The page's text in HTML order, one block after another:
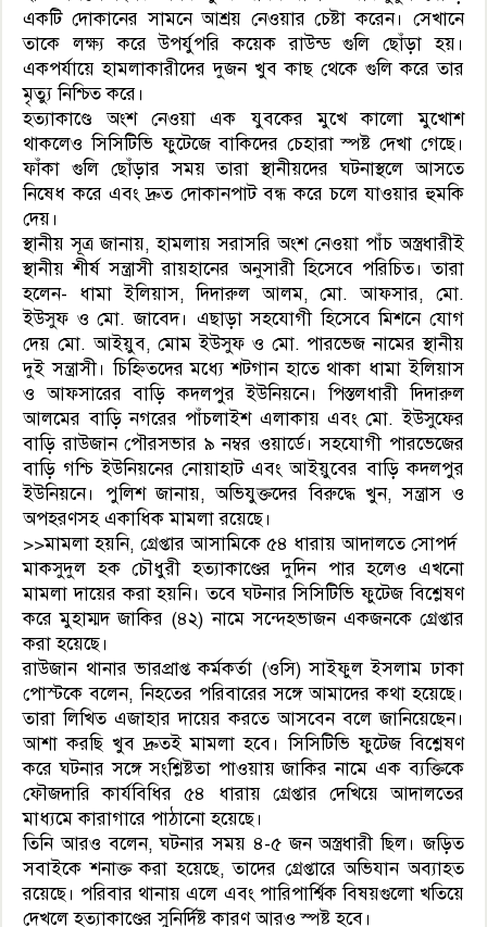
একটি দোকানের সামনে আশ্রয় নেওয়ার চেষ্টা করেন। সেখানে
তাকে লক্ষ্য করে উপর্যুপরি কয়েক রাউন্ড গুলি ছোঁড়া হয়।
একপর্যায়ে হামলাকারীদের দুজন খুব কাছ থেকে গুলি করে তার
মৃত্যু নিশ্চিত করে।
হত্যাকাণ্ডে অংশ নেওয়া এক যুবকের মুখে কালো মুখোশ
থাকলেও সিসিটিভি ফুটেজে বাকিদের চেহারা স্পষ্ট দেখা গেছে।
ফাঁকা গুলি ছোঁড়ার সময় তারা স্থানীয়দের ঘটনাস্থলে আসতে
নিষেধ করে এবং দ্রুত দোকানপাট বন্ধ করে চলে যাওয়ার হুমকি
দেয়।
স্থানীয় সূত্র জানায়, হামলায় সরাসরি অংশ নেওয়া পাঁচ অস্ত্রধারীই
স্থানীয় শীর্ষ সন্ত্রাসী রায়হানের অনুসারী হিসেবে পরিচিত। তারা
হলেন- ধামা ইলিয়াস, দিদারুল আলম, মো. আফসার, মো.
ইউসুফ ও মো. জাবেদ। এছাড়া সহযোগী হিসেবে মিশনে যোগ
দেয় মো. আইয়ুব, মোম ইউসুফ ও মো. পারভেজ নামের স্থানীয়
দুই সন্ত্রাসী। চিহ্নিতদের মধ্যে শটগান হাতে থাকা ধামা ইলিয়াস
ও আফসারের বাড়ি কদলপুর ইউনিয়নে। পিস্তলধারী দিদারুল
আলমের বাড়ি নগরের পাঁচলাইশ এলাকায় এবং মো. ইউসুফের
বাড়ি রাউজান পৌরসভার ৯ নম্বর ওয়ার্ডে। সহযোগী পারভেজের
বাড়ি গশ্চি ইউনিয়নের নোয়াহাট এবং আইয়ুবের বাড়ি কদলপুর
ইউনিয়নে। পুলিশ জানায়, অভিযুক্তদের বিরুদ্ধে খুন, সন্ত্রাস ও
অপহরণসহ একাধিক মামলা রয়েছে।
>>মামলা হয়নি, গ্রেপ্তার আসামিকে ৫৪ ধারায় আদালতে সোপর্দ
মাকসুদুল হক চৌধুরী হত্যাকাণ্ডের দুদিন পার হলেও এখনো
মামলা দায়ের করা হয়নি। তবে ঘটনার সিসিটিভি ফুটেজ বিশ্লেষণ
করে মুহাম্মদ জাকির (৪২) নামে সন্দেহভাজন একজনকে গ্রেপ্তার
করা হয়েছে।
রাউজান থানার ভারপ্রাপ্ত কর্মকর্তা (ওসি) সাইফুল ইসলাম ঢাকা
পোস্টকে বলেন, নিহতের পরিবারের সঙ্গে আমাদের কথা হয়েছে।
তারা লিখিত এজাহার দায়ের করতে আসবেন বলে জানিয়েছেন।
আশা করছি খুব দ্রুতই মামলা হবে। সিসিটিভি ফুটেজ বিশ্লেষণ
করে ঘটনার সঙ্গে সংশ্লিষ্টতা পাওয়ায় জাকির নামে এক ব্যক্তিকে
ফৌজদারি কার্যবিধির ৫৪ ধারায় গ্রেপ্তার দেখিয়ে আদালতের
মাধ্যমে কারাগারে পাঠানো হয়েছে।
তিনি আরও বলেন, ঘটনার সময় ৪-৫ জন অস্ত্রধারী ছিল। জড়িত
সবাইকে শনাক্ত করা হয়েছে, তাদের গ্রেপ্তারে অভিযান অব্যাহত
রয়েছে। পরিবার থানায় এলে এবং পারিপার্শ্বিক বিষয়গুলো খতিয়ে
দেখলে হত্যাকাণ্ডের সুনির্দিষ্ট কারণ আরও স্পষ্ট হবে।